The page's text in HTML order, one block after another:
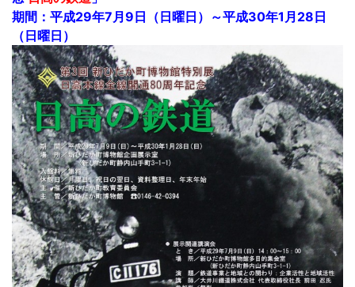
期間：平成29年7月9日（日曜日）～平成30年1月28日
（日曜日）